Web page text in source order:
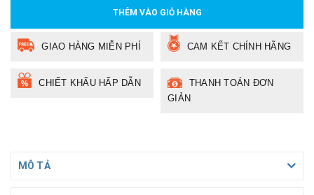
THÊM VÀO GIỎ HÀNG
GIAO HÀNG MIỄN PHÍ CAM KẾT CHÍNH HÃNG
CHIẾT KHẤU HẤP DẪN
THANH TOÁN ĐƠN
GIẢN
MÔ TẢ